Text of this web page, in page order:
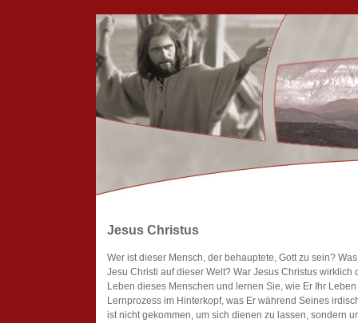
Jesus Christus
Wer ist dieser Mensch, der behauptete, Gott zu sein?
Jesu Christi auf dieser Welt? War Jesus Christus wirklich
Leben dieses Menschen und lernen Sie, wie Er Ihr
Lernprozess im Hinterkopf, was Er während Seines
ist nicht gekommen, um sich dienen zu lassen, sondern